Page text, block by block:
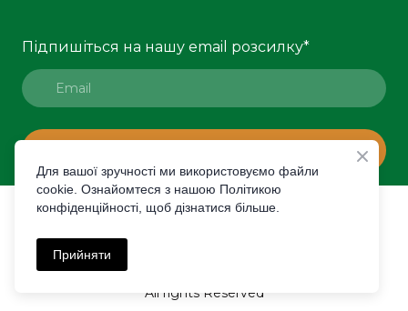
Підпишіться на нашу email розсилку*
© Created by Premier Expo
Політика конфіденційності
All rights Reserved
Для вашої зручності ми використовуємо файли
cookie. Ознайомтеся з нашою Політикою
конфіденційності, щоб дізнатися більше.
Прийняти